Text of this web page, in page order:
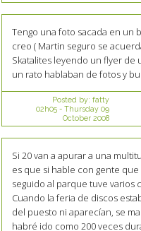
Tengo una foto sacada en un
creo ( Martin seguro se
Skatalites leyendo un flyer de
un rato hablaban de fotos y
Posted by: fatty
02h05- Thursday 09
October 2008
Si 20 van a apurar a una
es que si hable con gente
seguido al parque tuve varios
Cuando la feria de discos
del puesto ni aparecían, se
habré ido como 200 veces